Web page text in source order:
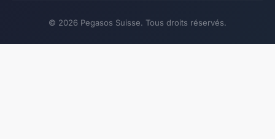
© 2026 Pegasos Suisse. Tous droits réservés.